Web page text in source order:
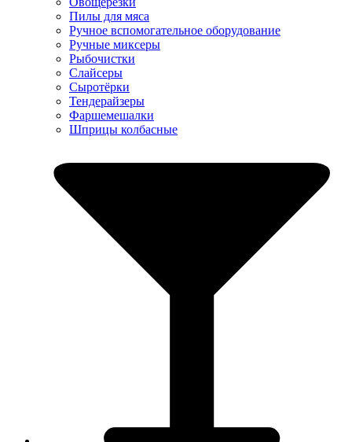
Пилы для мяса
Ручное вспомогательное оборудование
Ручные миксеры
Рыбочистки
Слайсеры
Сыротёрки
Тендерайзеры
Фаршемешалки
Шприцы колбасные